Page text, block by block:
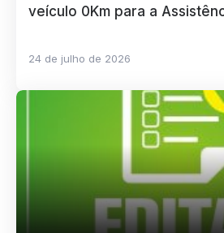
veículo 0Km para a
24 de julho de 2026